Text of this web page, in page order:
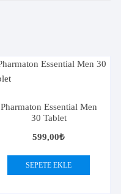
Pharmaton Essential Men
30 Tablet
599,00₺
SEPETE EKLE